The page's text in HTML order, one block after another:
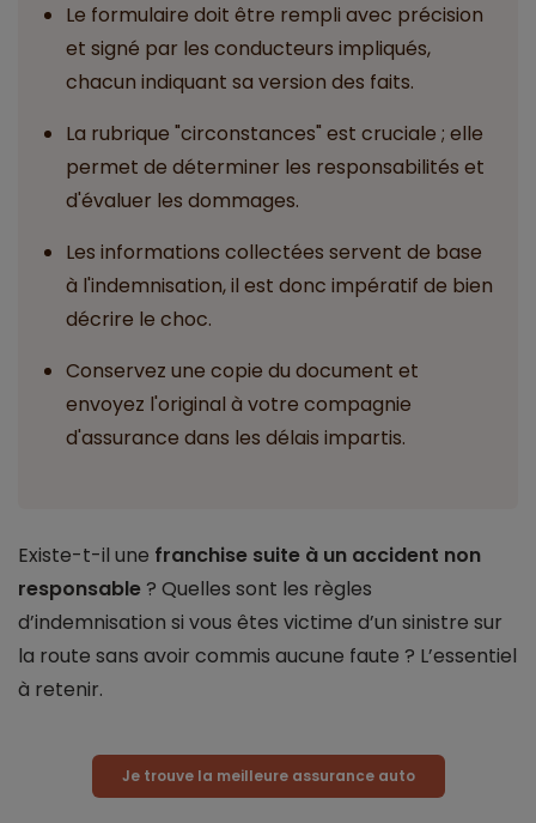
Le formulaire doit être rempli avec précision
et signé par les conducteurs impliqués,
chacun indiquant sa version des faits.
La rubrique "circonstances" est cruciale ; elle
permet de déterminer les responsabilités et
d'évaluer les dommages.
Les informations collectées servent de base
à l'indemnisation, il est donc impératif de bien
décrire le choc.
Conservez une copie du document et
envoyez l'original à votre compagnie
d'assurance dans les délais impartis.
Existe-t-il une franchise suite à un accident non
responsable? Quelles sont les règles
d’indemnisation si vous êtes victime d’un sinistre sur
la route sans avoir commis aucune faute ? L’essentiel
à retenir.
Je trouve la meilleure assurance auto